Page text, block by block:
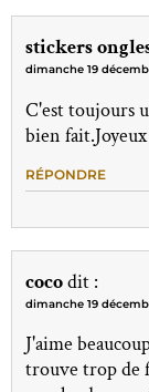
stickers
dimanche 19
C'est toujours
bien
RÉPONDRE
cocodit :
dimanche 19
J'aime
trouve trop de